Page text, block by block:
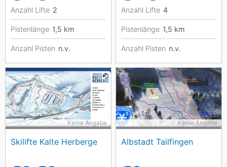
Anzahl Lifte 2
Pistenlänge 1,5 km
Anzahl Pisten n.v.
Anzahl Lifte 4
Pistenlänge 1,5 km
Anzahl Pisten n.v.
Skilifte Kalte Herberge
Keine Angabe
Albstadt Tailfingen
Keine Angabe